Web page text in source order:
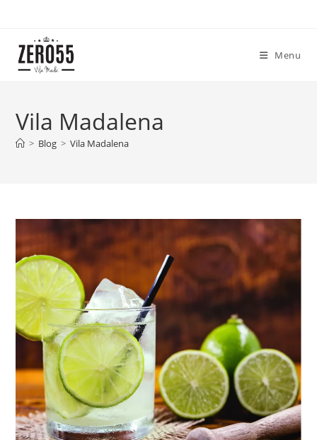
conteúdo
Menu
Vila Madalena
> Blog > Vila Madalena